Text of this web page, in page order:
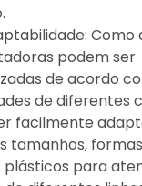
Como
podem ser
de acordo
de diferentes
facilmente
tamanhos,
plásticos para